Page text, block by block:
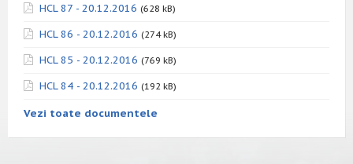
HCL 87 - 20.12.2016 (628 kB)
HCL 86 - 20.12.2016 (274 kB)
HCL 85 - 20.12.2016 (769 kB)
HCL 84 - 20.12.2016 (192 kB)
Vezi toate documentele